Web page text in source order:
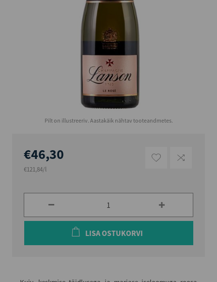
Pilt on illustreeriv. Aastakäik nähtav tooteandmetes.
€46,30
€121,84/l
LISA OSTUKORVI